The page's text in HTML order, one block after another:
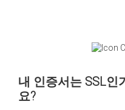
내 인증서는 SSL인
요?